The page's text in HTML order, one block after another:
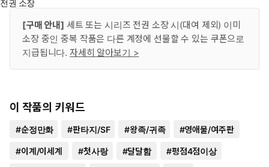
전권 소장
[구매 안내] 세트 또는 시리즈 전권 소장 시(대여 제외) 이미
소장 중인 중복 작품은 다른 계정에 선물할 수 있는 쿠폰으로
지급됩니다. 자세히 알아보기 >
이 작품의 키워드
#순정만화 #판타지/SF #왕족/귀족 #영애물/여주판
#이계/이세계 #첫사랑 #달달함 #평점4점이상